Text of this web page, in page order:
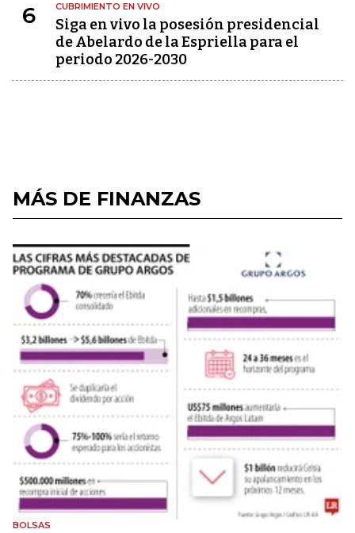
6 CUBRIMIENTO EN VIVO
Siga en vivo la posesión presidencial
de Abelardo de la Espriella para el
periodo 2026-2030
MÁS DE FINANZAS
BOLSAS